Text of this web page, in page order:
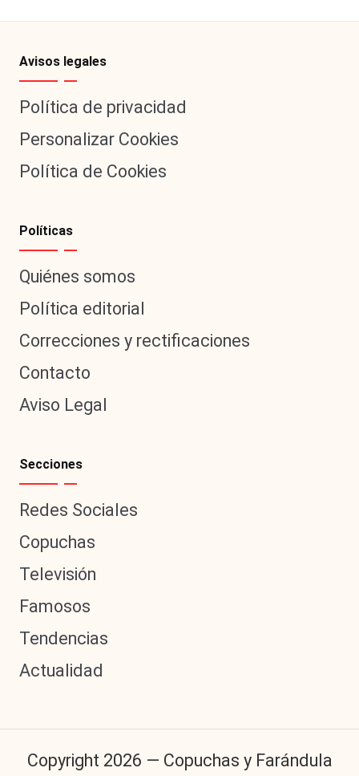
Avisos legales
Política de privacidad
Personalizar Cookies
Política de Cookies
Políticas
Quiénes somos
Política editorial
Correcciones y rectificaciones
Contacto
Aviso Legal
Secciones
Redes Sociales
Copuchas
Televisión
Famosos
Tendencias
Actualidad
Copyright 2026 — Copuchas y Farándula